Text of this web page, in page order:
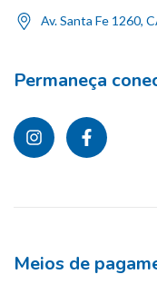
Av. Santa Fe 1260,
Permaneça
Meios de